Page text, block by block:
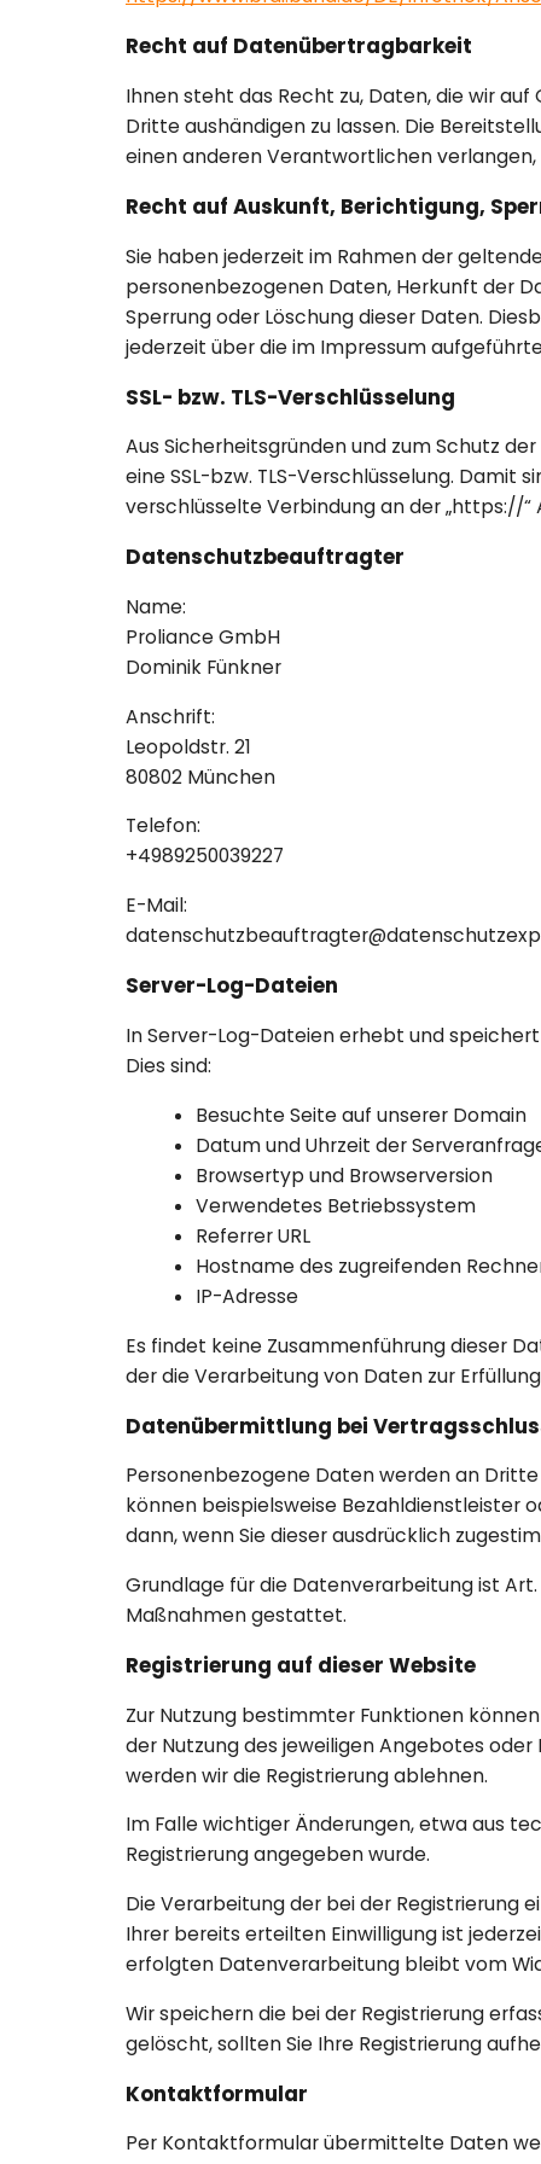
Recht auf Datenübertragbarkeit
Ihnen steht das Recht zu, Daten, die wir
Dritte aushändigen zu lassen. Die
einen anderen Verantwortlichen
Recht auf Auskunft, Berichtigung,
Sie haben jederzeit im Rahmen der
personenbezogenen Daten, Herkunft der
Sperrung oder Löschung dieser Daten.
jederzeit über die im Impressum
SSL- bzw. TLS-Verschlüsselung
Aus Sicherheitsgründen und zum Schutz
eine SSL-bzw. TLS-Verschlüsselung.
verschlüsselte Verbindung an der „https://“
Datenschutzbeauftragter
Name:
Proliance GmbH
Dominik Fünkner
Anschrift:
Leopoldstr. 21
80802 München
Telefon:
+4989250039227
E-Mail:
Server-Log-Dateien
In Server-Log-Dateien erhebt und
Dies sind:
Besuchte Seite auf unserer Domain
Datum und Uhrzeit der
Browsertyp und Browserversion
Verwendetes Betriebssystem
Referrer URL
Hostname des zugreifenden
IP-Adresse
Es findet keine Zusammenführung dieser
der die Verarbeitung von Daten zur
Datenübermittlung bei
Personenbezogene Daten werden an
können beispielsweise Bezahldienstleister
dann, wenn Sie dieser ausdrücklich
Grundlage für die Datenverarbeitung ist
Maßnahmen gestattet.
Registrierung auf dieser Website
Zur Nutzung bestimmter Funktionen
der Nutzung des jeweiligen Angebotes
werden wir die Registrierung ablehnen.
Im Falle wichtiger Änderungen, etwa aus
Registrierung angegeben wurde.
Die Verarbeitung der bei der Registrierung
Ihrer bereits erteilten Einwilligung ist
erfolgten Datenverarbeitung bleibt vom
Wir speichern die bei der Registrierung
gelöscht, sollten Sie Ihre Registrierung
Kontaktformular
Per Kontaktformular übermittelte Daten